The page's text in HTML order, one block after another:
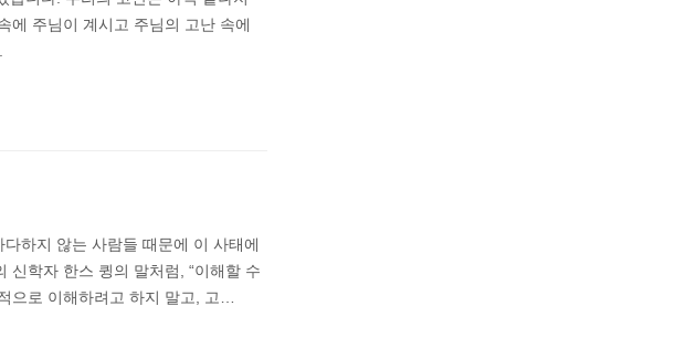
에 주님이 계시고 주님의 고난 속에
하지 않는 사람들 때문에 이 사태에
신학자 한스 큉의 말처럼, “이해할 수
으로 이해하려고 하지 말고, 고…